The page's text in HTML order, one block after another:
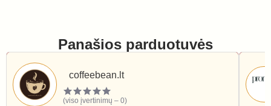
Panašios parduotuvės
coffeebean.lt
(viso įvertinimų – 0)